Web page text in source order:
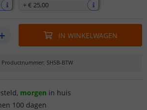
+€ 25,00
IN WINKELWAGEN
Productnummer: SHSB-BTW
morgen in huis
100 dagen